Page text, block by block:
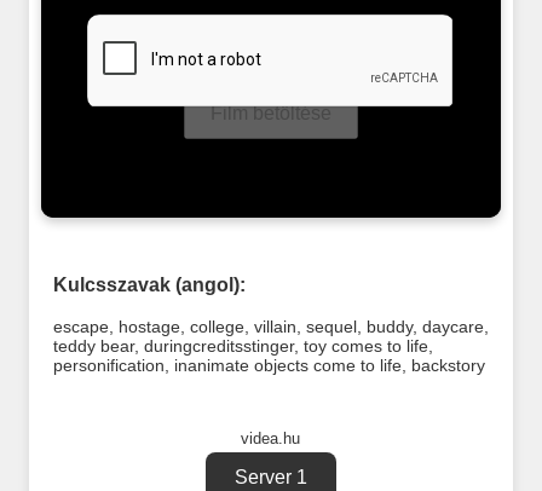
Film betöltése
Kulcsszavak (angol):
escape, hostage, college, villain sequel, buddy, daycare,
teddy bear, duringcreditsstinger, toy comes to life,
personification
inanimate objects come to life, backstory
videa.hu
Server 1